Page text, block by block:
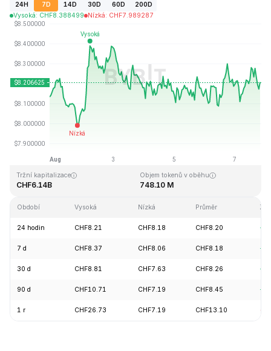
24H 7D 14D 30D 60D
200D
Vysoká: CHF8.388499 Nízká: CHF7.989287
Naposledy aktualizováno: 2026-08-07, 20:21 GMT+0
Historické maximum
CHF52.70 CHF0.148183
Tržní kapitalizace
CHF6.14B
Objem tokenů v oběhu
748.10 M
Období Vysoká Nízká Průměr
24 hodin CHF8.21 CHF8.18 CHF8.20
7 d CHF8.37 CHF8.06 CHF8.18
30 d CHF8.81 CHF7.63 CHF8.26
90 d CHF10.71 CHF7.19 CHF8.45
1 r CHF26.73 CHF7.19 CHF13.10 -